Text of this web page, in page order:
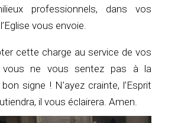
professionnels, dans vos
vous envoie.
cette charge au service de vos
ne vous sentez pas à la
signe ! N’ayez crainte, l’Esprit
il vous éclairera. Amen.